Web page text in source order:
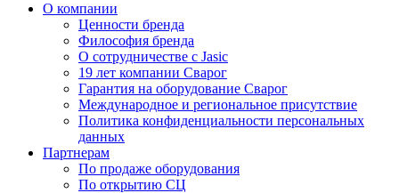
О компании
Ценности бренда
Философия бренда
О сотрудничестве с Jasic
19 лет компании Сварог
Гарантия на оборудование Сварог
Международное и региональное присутствие
Политика конфиденциальности персональных
данных
Партнерам
По продаже оборудования
По открытию СЦ